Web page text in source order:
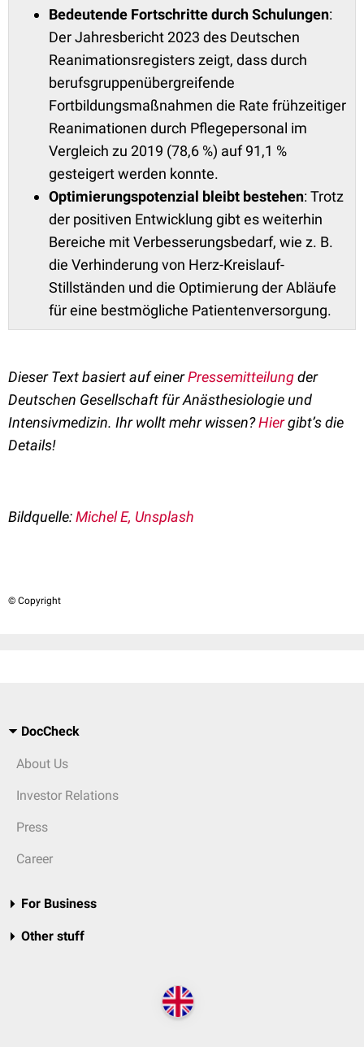
Bedeutende Fortschritte durch Schulungen:
Der Jahresbericht 2023 des Deutschen
Reanimationsregisters zeigt, dass durch
berufsgruppenübergreifende
Fortbildungsmaßnahmen die Rate frühzeitiger
Reanimationen durch Pflegepersonal im
Vergleich zu 2019 (78,6 %) auf 91,1 %
gesteigert werden konnte.
Optimierungspotenzial bleibt bestehen: Trotz
der positiven Entwicklung gibt es weiterhin
Bereiche mit Verbesserungsbedarf, wie z. B.
die Verhinderung von Herz-Kreislauf-
Stillständen und die Optimierung der Abläufe
für eine bestmögliche Patientenversorgung.
Dieser Text basiert auf einerPressemitteilungder
Deutschen Gesellschaft für Anästhesiologie und
Intensivmedizin. Ihr wollt mehr wissen?Hiergibt’s die
Details!
Bildquelle:Michel E, Unsplash
© Copyright
DocCheck
About Us
Investor Relations
Press
Career
For Business
Other stuff